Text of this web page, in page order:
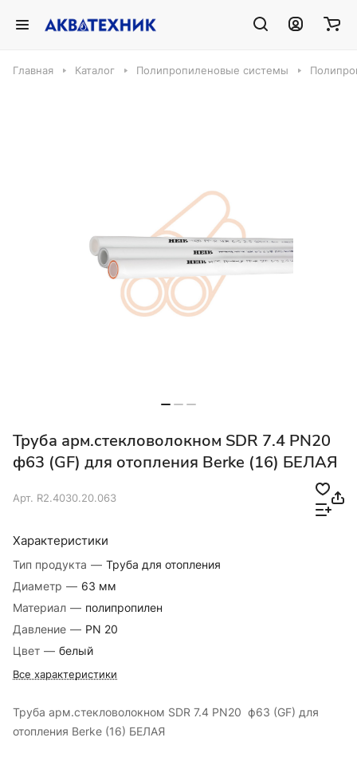
Главная Каталог Полипропиленовые системы
Труба арм.стекловолокном SDR 7.4 PN20
ф63 (GF) для отопления Berke (16) БЕЛАЯ
Арт. R2.4030.20.063
Характеристики
Тип продукта — Труба для отопления
Диаметр — 63 мм
Материал — полипропилен
Давление — PN 20
Цвет — белый
Все характеристики
Труба арм.стекловолокном SDR 7.4 PN20 ф63 (GF) для
отопления Berke (16) БЕЛАЯ